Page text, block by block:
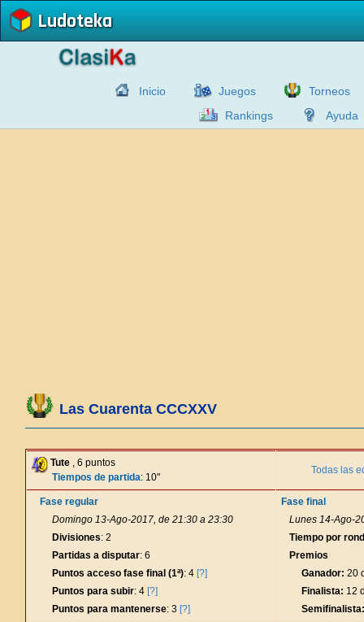
Ludoteka
Inicio Juegos
Torneos
Rankings
Ayuda
Las Cuarenta CCCXXV
Tute , 6 puntos
Tiempos de partida: 10"
Todas las
Fase regular
Domingo 13-Ago-2017, de 21:30 a 23:30
Divisiones: 2
Partidas a disputar: 6
Puntos acceso fase final (1ª): 4 [?]
Puntos para subir: 4 [?]
Puntos para mantenerse: 3 [?]
Fase final
Lunes 14-Ago-
Tiempo por
Premios
Ganador: 20
Finalista: 12
Semifinalista: